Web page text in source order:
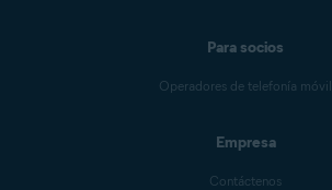
Para socios
Operadores de telefonía móvil
Empresa
Contáctenos